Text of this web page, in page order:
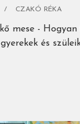
CZAKÓ RÉKA
mese -
és